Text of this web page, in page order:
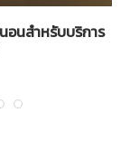
อนสำหรับบริการ